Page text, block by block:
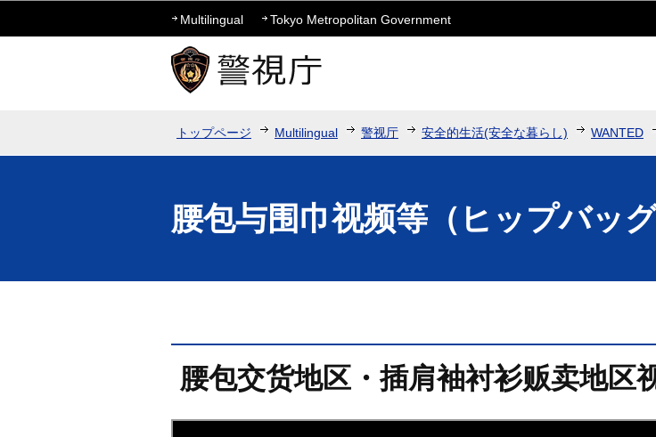
Multilingual Tokyo Metropolitan Government
トップページ Multilingual 警视厅 安全的生活(安全な暮らし) WANTED
腰包与围巾视频等（ヒップバッ
腰包交货地区・插肩袖衬衫贩卖地区